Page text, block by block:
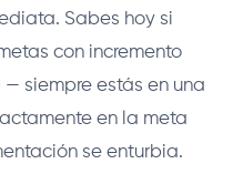
Sabes hoy si
con incremento
siempre estás en una
en la meta
se enturbia.